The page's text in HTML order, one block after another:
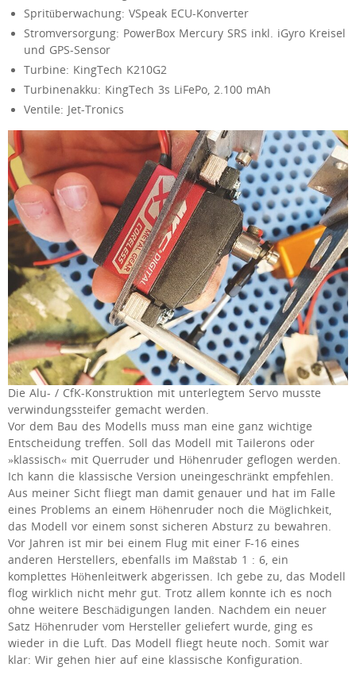
Spritüberwachung: VSpeak ECU-Konverter
Stromversorgung: PowerBox Mercury SRS inkl. iGyro Kreisel
und GPS-Sensor
Turbine: KingTech K210G2
Turbinenakku: KingTech 3s LiFePo, 2.100 mAh
Ventile: Jet-Tronics
Die Alu- / CfK-Konstruktion mit unterlegtem Servo musste
verwindungssteifer gemacht werden.
Vor dem Bau des Modells muss man eine ganz wichtige
Entscheidung treffen. Soll das Modell mit Tailerons oder
»klassisch« mit Querruder und Höhenruder geflogen werden.
Ich kann die klassische Version uneingeschränkt empfehlen.
Aus meiner Sicht fliegt man damit genauer und hat im Falle
eines Problems an einem Höhenruder noch die Möglichkeit,
das Modell vor einem sonst sicheren Absturz zu bewahren.
Vor Jahren ist mir bei einem Flug mit einer F-16 eines
anderen Herstellers, ebenfalls im Maßstab 1 : 6, ein
komplettes Höhenleitwerk abgerissen. Ich gebe zu, das Modell
flog wirklich nicht mehr gut. Trotz allem konnte ich es noch
ohne weitere Beschädigungen landen. Nachdem ein neuer
Satz Höhenruder vom Hersteller geliefert wurde, ging es
wieder in die Luft. Das Modell fliegt heute noch. Somit war
klar: Wir gehen hier auf eine klassische Konfiguration.